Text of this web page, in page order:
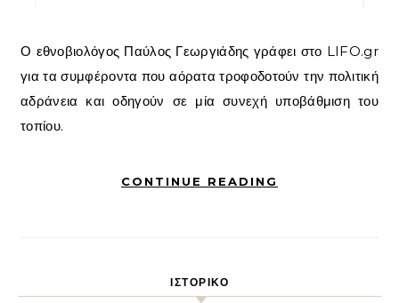
Ο εθνοβιολόγος Παύλος Γεωργιάδης γράφει στο LIFO.gr
για τα συμφέροντα που αόρατα τροφοδοτούν την πολιτική
αδράνεια και οδηγούν σε μία συνεχή υποβάθμιση του
τοπίου.
CONTINUE READING
ΙΣΤΟΡΙΚΌ